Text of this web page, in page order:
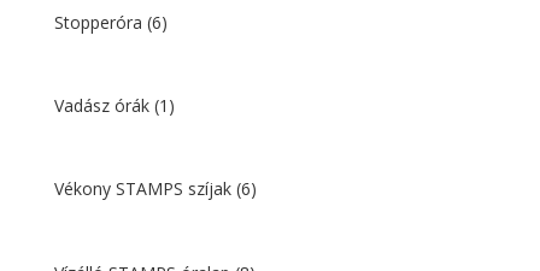
Stopperóra (6)
Vadász órák (1)
Vékony STAMPS szíjak (6)